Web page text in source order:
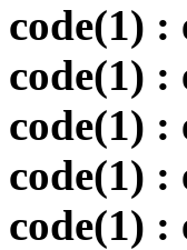
code(1)
code(1)
code(1)
code(1)
code(1)